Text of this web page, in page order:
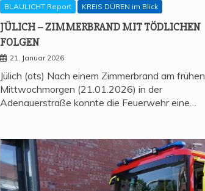
BLAULICHT Report KREIS DÜREN im Blick
JÜLICH – ZIM­MER­BRAND MIT TÖD­LI­CHEN
FOLGEN
21. Januar 2026
Jülich (ots) Nach einem Zimmerbrand am frühen
Mittwochmorgen (21.01.2026) in der
Adenauerstraße konnte die Feuerwehr eine…